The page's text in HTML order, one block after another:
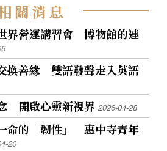
關消息
界營運講習會 博物館的連
換善緣 雙語發聲走入英語
開啟心靈新視界2026-04-28
命的「韌性」 惠中寺青年
20